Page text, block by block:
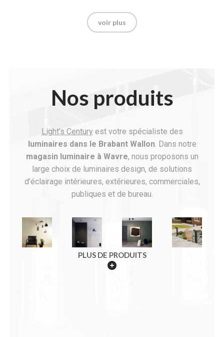
voir plus
Nos produits
Light’s Century est votre spécialiste des
luminaires dans le Brabant Wallon. Dans notre
magasin luminaire à Wavre, nous proposons un
large choix de luminaires design, de solutions
d’éclairage intérieures, extérieures, commerciales,
publiques et de bureau.
PLUS DE PRODUITS